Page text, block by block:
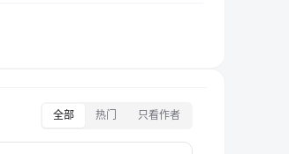
全部 热门 只看作者